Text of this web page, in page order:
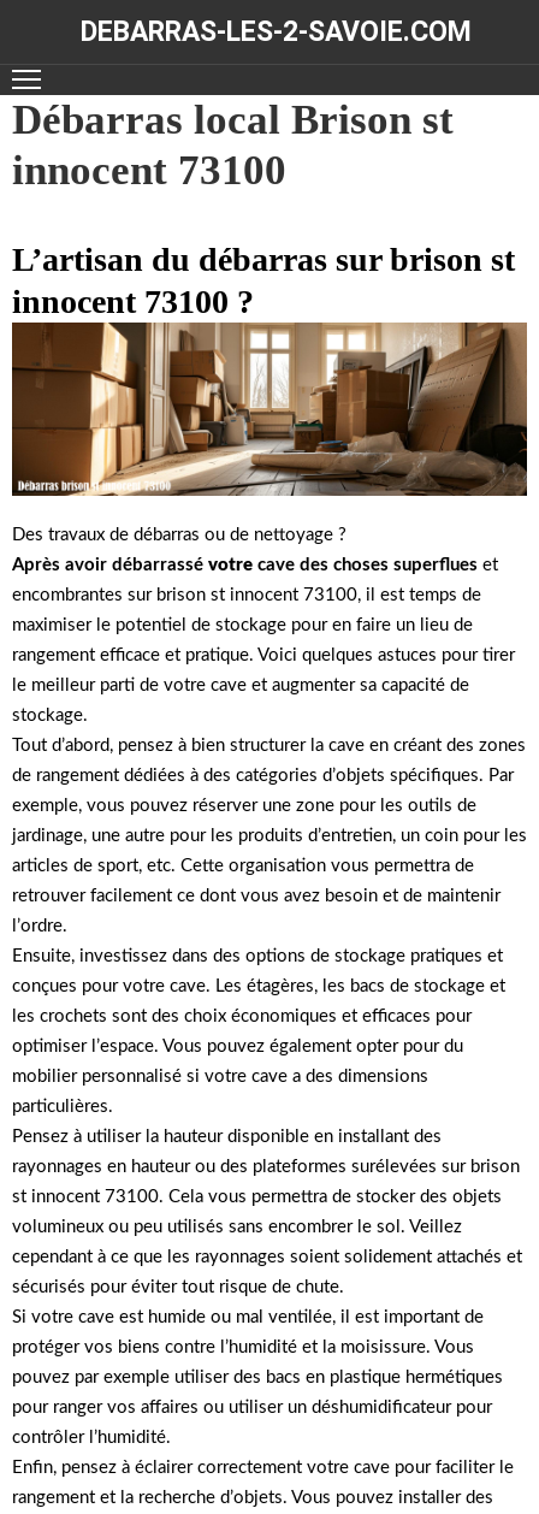
DEBARRAS-LES-2-SAVOIE.COM
ACCUEIL
DÉBARRAS
RÉALISATIONS
CONTACT
Débarras local Brison st
innocent 73100
L’artisan du débarras sur brison st
innocent 73100 ?
Des travaux de débarras ou de nettoyage ?
Après avoir débarrassé votre cave des choses superflues et
encombrantes sur brison st innocent 73100, il est temps de
maximiser le potentiel de stockage pour en faire un lieu de
rangement efficace et pratique. Voici quelques astuces pour tirer
le meilleur parti de votre cave et augmenter sa capacité de
stockage.
Tout d’abord, pensez à bien structurer la cave en créant des zones
de rangement dédiées à des catégories d’objets spécifiques. Par
exemple, vous pouvez réserver une zone pour les outils de
jardinage, une autre pour les produits d’entretien, un coin pour les
articles de sport, etc. Cette organisation vous permettra de
retrouver facilement ce dont vous avez besoin et de maintenir
l’ordre.
Ensuite, investissez dans des options de stockage pratiques et
conçues pour votre cave. Les étagères, les bacs de stockage et
les crochets sont des choix économiques et efficaces pour
optimiser l’espace. Vous pouvez également opter pour du
mobilier personnalisé si votre cave a des dimensions
particulières.
Pensez à utiliser la hauteur disponible en installant des
rayonnages en hauteur ou des plateformes surélevées sur brison
st innocent 73100. Cela vous permettra de stocker des objets
volumineux ou peu utilisés sans encombrer le sol. Veillez
cependant à ce que les rayonnages soient solidement attachés et
sécurisés pour éviter tout risque de chute.
Si votre cave est humide ou mal ventilée, il est important de
protéger vos biens contre l’humidité et la moisissure. Vous
pouvez par exemple utiliser des bacs en plastique hermétiques
pour ranger vos affaires ou utiliser un déshumidificateur pour
contrôler l’humidité.
Enfin, pensez à éclairer correctement votre cave pour faciliter le
rangement et la recherche d’objets. Vous pouvez installer des